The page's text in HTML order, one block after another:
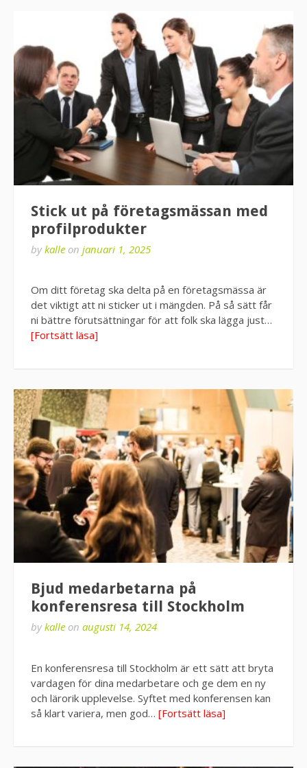
Stick ut på företagsmässan med
profilprodukter
bykalle on januari 1, 2025
Om ditt företag ska delta på en företagsmässa är
det viktigt att ni sticker ut i mängden. På så sätt får
ni bättre förutsättningar för att folk ska lägga just…
[Fortsätt läsa]
Bjud medarbetarna på
konferensresa till Stockholm
bykalle on augusti 14, 2024
En konferensresa till Stockholm är ett sätt att bryta
vardagen för dina medarbetare och ge dem en ny
och lärorik upplevelse. Syftet med konferensen kan
så klart variera, men god… [Fortsätt läsa]